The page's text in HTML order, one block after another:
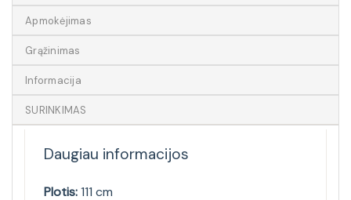
Apmokėjimas
Grąžinimas
Informacija
SURINKIMAS
Daugiau informacijos
Plotis:111 cm